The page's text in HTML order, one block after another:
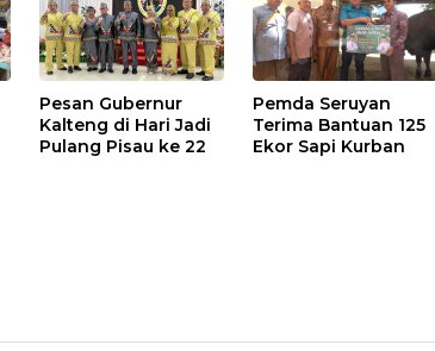
Pesan Gubernur
Kalteng di Hari Jadi
Pulang Pisau ke 22
Pemda Seruyan
Terima Bantuan 125
Ekor Sapi Kurban